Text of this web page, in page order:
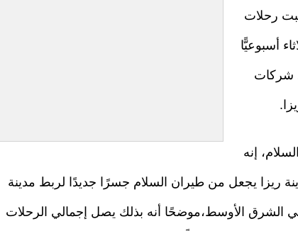
رحلات
أسبوعيًّا
شركات
إنه
ريزا يجعل من طيران السلام جسرًا جديدًا لربط مدينة
في الشرق الأوسط،موضحًا أنه بذلك يصل إجمالي الرحلات